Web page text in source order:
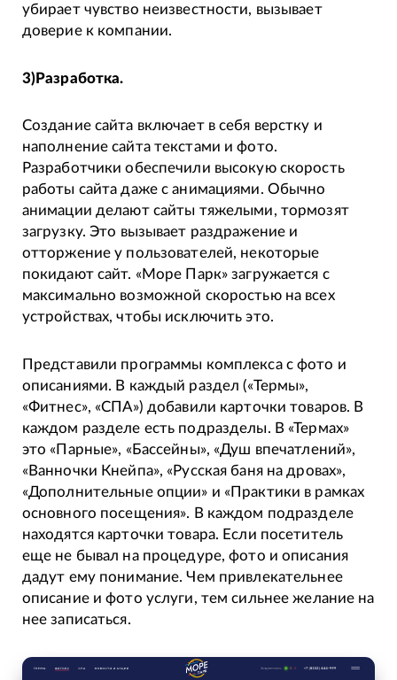
убирает чувство неизвестности, вызывает
доверие к компании.
3)Разработка.
Создание сайта включает в себя верстку и
наполнение сайта текстами и фото.
Разработчики обеспечили высокую скорость
работы сайта даже с анимациями. Обычно
анимации делают сайты тяжелыми, тормозят
загрузку. Это вызывает раздражение и
отторжение у пользователей, некоторые
покидают сайт. «Море Парк» загружается с
максимально возможной скоростью на всех
устройствах, чтобы исключить это.
Представили программы комплекса с фото и
описаниями. В каждый раздел («Термы»,
«Фитнес», «СПА») добавили карточки товаров. В
каждом разделе есть подразделы. В «Термах»
это «Парные», «Бассейны», «Душ впечатлений»,
«Ванночки Кнейпа», «Русская баня на дровах»,
«Дополнительные опции» и «Практики в рамках
основного посещения». В каждом подразделе
находятся карточки товара. Если посетитель
еще не бывал на процедуре, фото и описания
дадут ему понимание. Чем привлекательнее
описание и фото услуги, тем сильнее желание на
нее записаться.